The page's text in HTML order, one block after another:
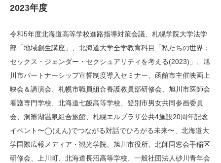
2023年度
令和5年度北海道高等学校進路指導対策会議、札幌学院大学法学
部「地域創生講座」、北海道大学全学教育科目「私たちの世界：
セックス・ジェンダー・セクシュアリティを考える(2023)」、旭
川市パートナーシップ宣誓制度導入セミナー、函館市主催映画上
映会＆講演会、札幌市職員組合養護教員部研修会、旭川市医師会
看護専門学校、北海道七飯高等学校、登別市男女共同参画委員
会、洞爺湖温泉組合旅館、札幌エルプラザ公共4施設20周年記念
イベント〜◯(えん)でつながる対話でひろがる未来〜、北海道大
学国際広報メディア・観光学院、旭川市役所、北師同窓会手稲区
研修会、上川町、北海道長沼高等学校、一般社団法人砂川青年会